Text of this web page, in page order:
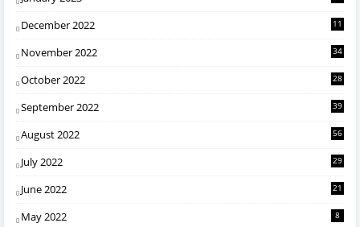
December 2022 11
November 2022 34
October 2022 28
September 2022 39
August 2022 56
July 2022 29
June 2022 21
May 2022 8